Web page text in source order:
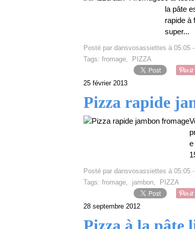
la pâte
rapide à
super...
Posté par dansvosassiettes à 05:05 -
Tags: fromage, PIZZA
25 février 2013
Pizza rapide
e
Posté par dansvosassiettes à 05:05 -
Tags: fromage, jambon, PIZZA
28 septembre 2012